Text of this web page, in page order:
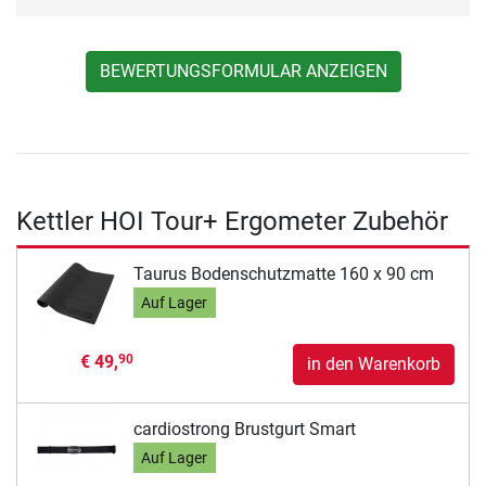
BEWERTUNGSFORMULAR ANZEIGEN
Kettler HOI Tour+ Ergometer Zubehör
Taurus Bodenschutzmatte 160 x 90 cm
Auf Lager
€ 49,90 in den Warenkorb
cardiostrong Brustgurt Smart
Auf Lager